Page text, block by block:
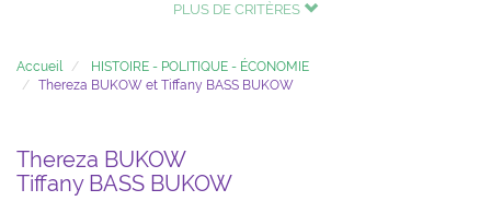
PLUS DE CRITÈRES
Accueil
HISTOIRE - POLITIQUE - ÉCONOMIE
Thereza BUKOW et Tiffany BASS BUKOW
Thereza BUKOW
Tiffany BASS BUKOW